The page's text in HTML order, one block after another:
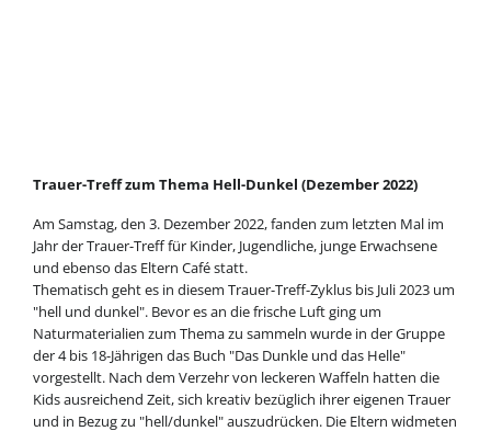
Trauer-Treff zum Thema Hell-Dunkel (Dezember 2022)
Am Samstag, den 3. Dezember 2022, fanden zum letzten Mal im
Jahr der Trauer-Treff für Kinder, Jugendliche, junge Erwachsene
und ebenso das Eltern Café statt.
Thematisch geht es in diesem Trauer-Treff-Zyklus bis Juli 2023 um
"hell und dunkel". Bevor es an die frische Luft ging um
Naturmaterialien zum Thema zu sammeln wurde in der Gruppe
der 4 bis 18-Jährigen das Buch "Das Dunkle und das Helle"
vorgestellt. Nach dem Verzehr von leckeren Waffeln hatten die
Kids ausreichend Zeit, sich kreativ bezüglich ihrer eigenen Trauer
und in Bezug zu "hell/dunkel" auszudrücken. Die Eltern widmeten